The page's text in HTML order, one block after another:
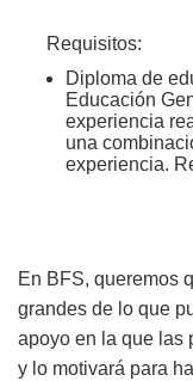
Requisitos:
Diploma de
Educación
experiencia
una
experiencia.
En BFS, queremos
grandes de lo que
apoyo en la que las
y lo motivará para